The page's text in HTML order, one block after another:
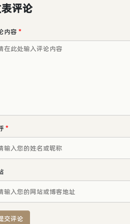
评论
内容 *
*
交评论